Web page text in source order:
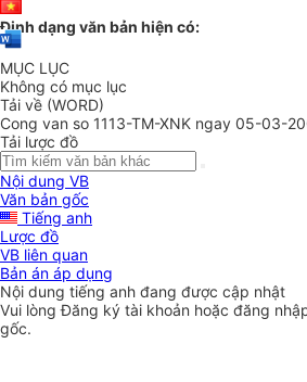
Định dạng văn bản hiện có:
MỤC LỤC
Không có mục lục
Tải về (WORD)
Cong van so 1113-TM-XNK ngay 05-03-
Tải lược đồ
Nội dung VB
Văn bản gốc
Tiếng anh
Lược đồ
VB liên quan
Bản án áp dụng
Nội dung tiếng anh đang được cập nhật
Vui lòngĐăng ký tài khoản hoặc đăng
gốc.